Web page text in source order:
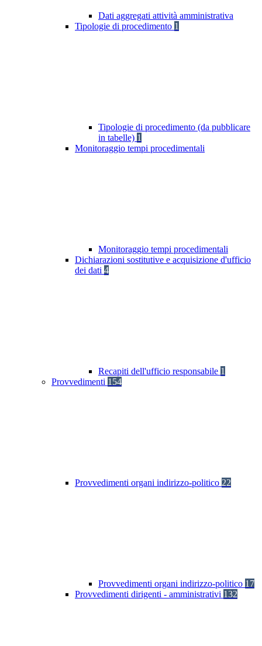
Dati aggregati attività amministrativa
Tipologie di procedimento 1
Tipologie di procedimento (da pubblicare
in tabelle) 1
Monitoraggio tempi procedimentali
Monitoraggio tempi procedimentali
Dichiarazioni sostitutive e acquisizione d'ufficio
dei dati 4
Recapiti dell'ufficio responsabile 1
Provvedimenti 154
Provvedimenti organi indirizzo-politico 22
Provvedimenti organi indirizzo-politico 17
Provvedimenti dirigenti - amministrativi 132